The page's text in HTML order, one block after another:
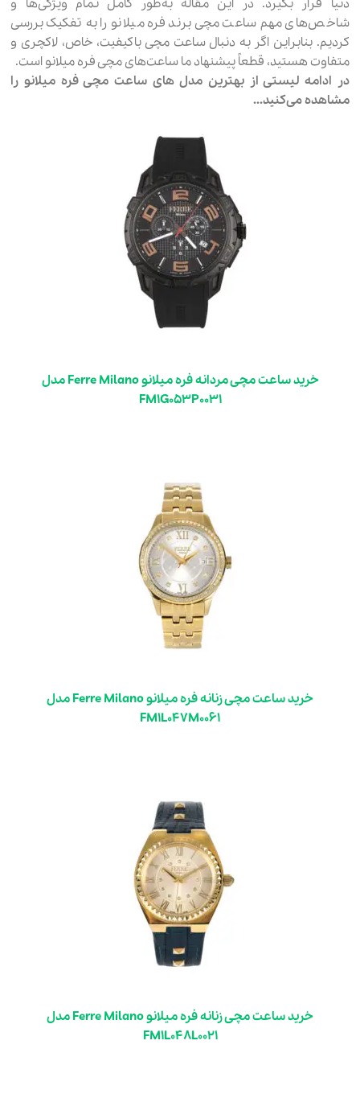
دنیا قرار بگیرد. در این مقاله به‌طور کامل تمام ویژگی‌ها و
شاخص‌های مهم ساعت مچی برند فره میلانو را به تفکیک بررسی
کردیم. بنابراین اگر به دنبال ساعت مچی باکیفیت، خاص، لاکچری و
متفاوت هستید، قطعاً پیشنهاد ما ساعت‌های مچی فره میلانو است.
در ادامه لیستی از بهترین مدل های ساعت مچی فره میلانو را
مشاهده می‌کنید…
خرید ساعت مچی مردانه فره میلانو Ferre Milano مدل
FM1G053P0031
خرید ساعت مچی زنانه فره میلانو Ferre Milano مدل
FM1L047M0061
خرید ساعت مچی زنانه فره میلانو Ferre Milano مدل
FM1L048L0021